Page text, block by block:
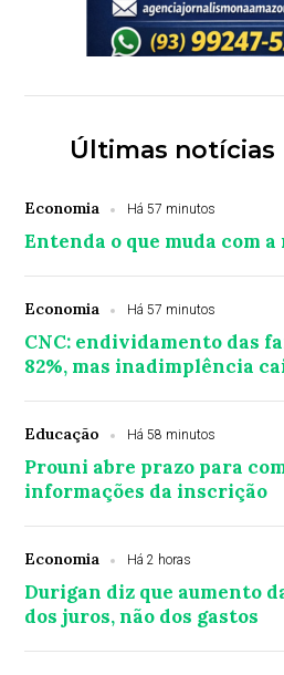
Últimas notícias
Economia Há 57 minutos
Entenda o que muda com
Economia Há 57 minutos
CNC: endividamento das
82%, mas inadimplência
Educação Há 58 minutos
Prouni abre prazo para
informações da inscrição
Economia Há 2 horas
Durigan diz que aumento
dos juros, não dos gastos